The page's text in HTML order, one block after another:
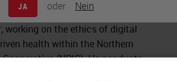
JA oder Nein
medical anthropologist and researcher
working on the ethics of digital
health within the Northern
(NPIC). He conducts